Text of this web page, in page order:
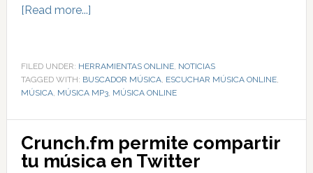
[Read more...]
FILED UNDER: HERRAMIENTAS ONLINE, NOTICIAS
TAGGED WITH: BUSCADOR MÚSICA, ESCUCHAR MÚSICA ONLINE,
MÚSICA, MÚSICA MP3, MÚSICA ONLINE
Crunch.fm permite compartir
tu música en Twitter